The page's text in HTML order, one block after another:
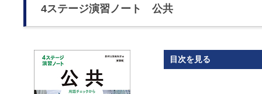
4ステージ演習ノート 公共
目次を見る